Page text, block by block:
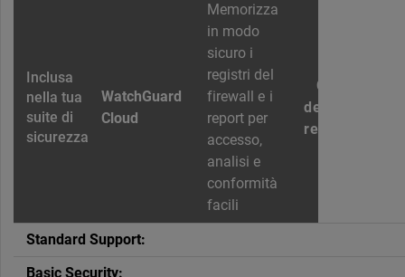
WatchGuard
Cloud
Memorizza
in modo
sicuro i
registri del
firewall e i
report per
accesso,
analisi e
conformità
facili
dei dati del
registro